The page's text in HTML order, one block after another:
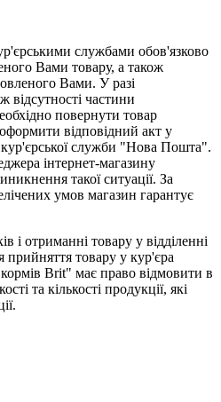
службами обов'язково
Вами товару, а також
Вами. У разі
відсутності частини
повернути товар
відповідний акт у
кур'єрської служби "Нова Пошта".
інтернет-магазину
такої ситуації. За
умов магазин гарантує
і отриманні товару у відділенні
прийняття товару у кур'єра
Brit" має право відмовити в
та кількості продукції, які